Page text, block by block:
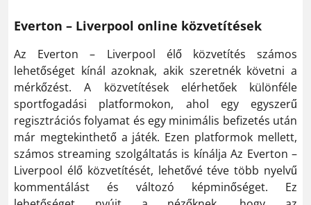
Everton – Liverpool online közvetítések
Az Everton – Liverpool élő közvetítés számos
lehetőséget kínál azoknak, akik szeretnék követni a
mérkőzést. A közvetítések elérhetőek különféle
sportfogadási platformokon, ahol egy egyszerű
regisztrációs folyamat és egy minimális befizetés után
már megtekinthető a játék. Ezen platformok mellett,
számos streaming szolgáltatás is kínálja Az Everton –
Liverpool élő közvetítését, lehetővé téve több nyelvű
kommentálást és változó képminőséget. Ez